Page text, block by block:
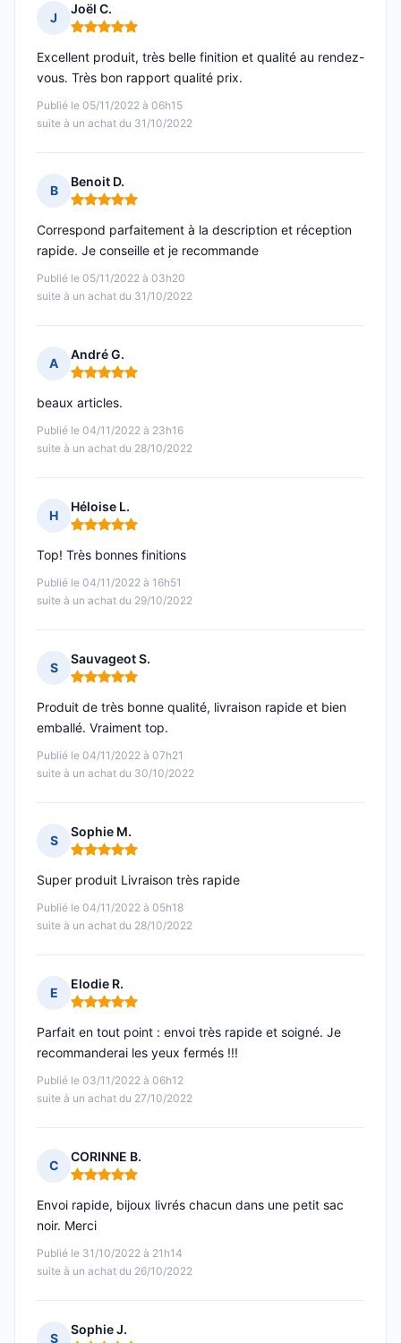
J
Joël C.
Note : 5 sur 5
Publié le 05/11/2022 à 06h15
suite à un achat du 31/10/2022
Excellent produit, très belle finition et qualité au rendez-
vous. Très bon rapport qualité prix.
B
Benoit D.
Note : 5 sur 5
Publié le 05/11/2022 à 03h20
suite à un achat du 31/10/2022
Correspond parfaitement à la description et réception
rapide. Je conseille et je recommande
A
André G.
Note : 5 sur 5
Publié le 04/11/2022 à 23h16
suite à un achat du 28/10/2022
beaux articles.
H
Héloise L.
Note : 5 sur 5
Publié le 04/11/2022 à 16h51
suite à un achat du 29/10/2022
Top! Très bonnes finitions
S
Sauvageot S.
Note : 5 sur 5
Publié le 04/11/2022 à 07h21
suite à un achat du 30/10/2022
Produit de très bonne qualité, livraison rapide et bien
emballé. Vraiment top.
S
Sophie M.
Note : 5 sur 5
Publié le 04/11/2022 à 05h18
suite à un achat du 28/10/2022
Super produit Livraison très rapide
E
Elodie R.
Note : 5 sur 5
Publié le 03/11/2022 à 06h12
suite à un achat du 27/10/2022
Parfait en tout point : envoi très rapide et soigné. Je
recommanderai les yeux fermés !!!
C
CORINNE B.
Note : 5 sur 5
Publié le 31/10/2022 à 21h14
suite à un achat du 26/10/2022
Envoi rapide, bijoux livrés chacun dans une petit sac
noir. Merci
S
Sophie J.